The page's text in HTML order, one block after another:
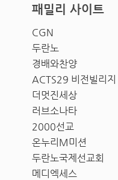
패밀리 사이트
CGN
두란노
경배와찬양
ACTS29 비전빌리지
더멋진세상
러브소나타
2000선교
온누리M미션
두란노국제선교회
메디엑세스